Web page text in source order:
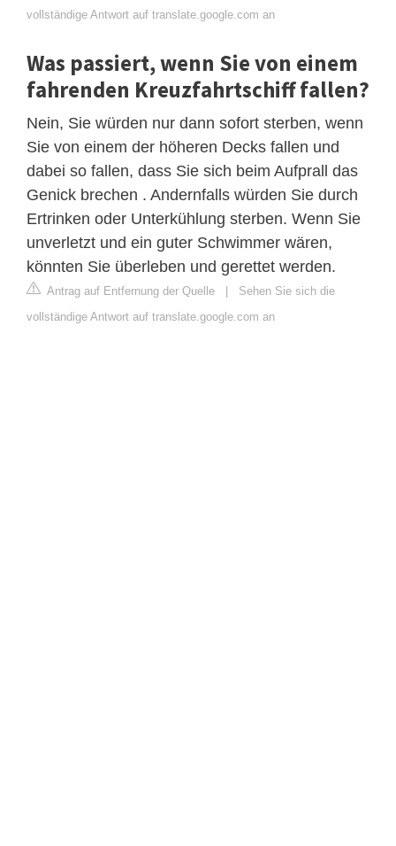
vollständige Antwort auf translate.google.com an
Was passiert, wenn Sie von einem
fahrenden Kreuzfahrtschiff fallen?
Nein, Sie würden nur dann sofort sterben, wenn
Sie von einem der höheren Decks fallen und
dabei so fallen, dass Sie sich beim Aufprall das
Genick brechen . Andernfalls würden Sie durch
Ertrinken oder Unterkühlung sterben. Wenn Sie
unverletzt und ein guter Schwimmer wären,
könnten Sie überleben und gerettet werden.
Antrag auf Entfernung der Quelle | Sehen Sie sich die
vollständige Antwort auf translate.google.com an